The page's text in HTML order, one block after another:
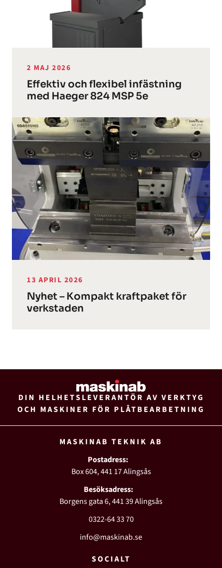
2 MAJ 2026
Effektiv och flexibel infästning
med Haeger 824 MSP 5e
13 APRIL 2026
Nyhet – Kompakt kraftpaket för
verkstaden
DIN HELHETSLEVERANTÖR AV VERKTYG
OCH MASKINER FÖR PLÅTBEARBETNING
MASKINAB TEKNIK AB
Postadress:
Box 604, 441 17 Alingsås
Besöksadress:
Borgens gata 6, 441 39 Alingsås
0322-64 33 70
info@maskinab.se
SOCIALT